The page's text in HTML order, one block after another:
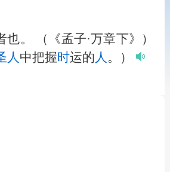
也。
（《孟子·万章下》）
人 中把握时运的 人 。）